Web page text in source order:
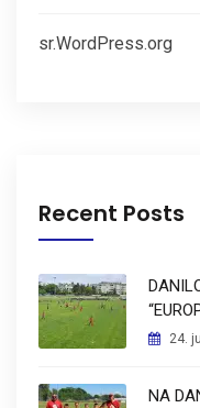
sr.WordPress.org
Recent Posts
24.
NA